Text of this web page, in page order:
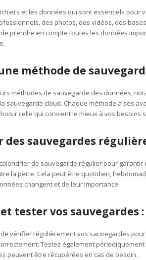
et les données qui sont essentiels pour
des photos, des vidéos, des
prendre en compte toutes les données
méthode de
méthodes de sauvegarde des données,
sauvegarde cloud. Chaque méthode a ses
celle qui convient le mieux à vos besoins
des sauvegardes
de sauvegarde régulier pour
la perte. Cela peut être quotidien,
changent et de leur importance.
tester vos sauvegardes :
vérifier régulièrement vos sauvegardes
Testez également
peuvent être récupérées en cas de besoin.